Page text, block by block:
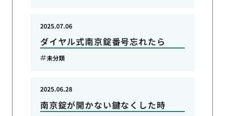
ダイヤル式南京錠番号忘れたら
2025.07.06
未分類
南京錠が開かない鍵なくした時
2025.06.28